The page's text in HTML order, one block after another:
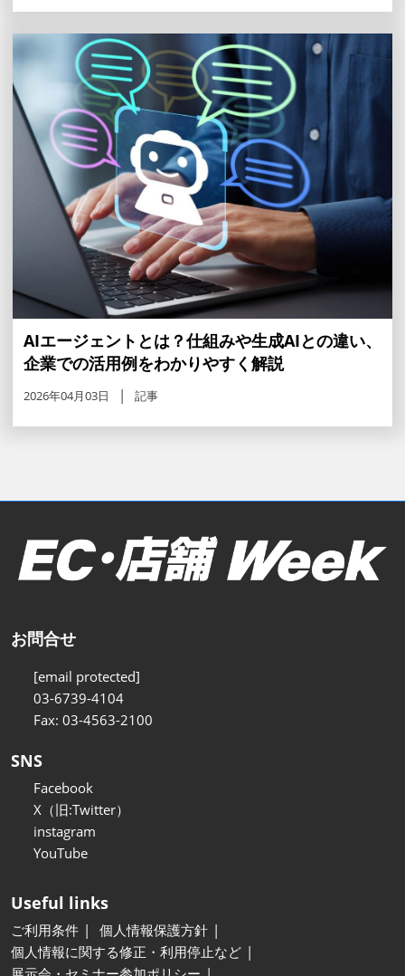
AIエージェントとは？仕組みや生成AIとの違い、
企業での活用例をわかりやすく解説
2026年04月03日 記事
お問合せ
[email protected]
03-6739-4104
Fax: 03-4563-2100
SNS
Facebook
X（旧:Twitter）
instagram
YouTube
Useful links
ご利用条件
個人情報保護方針
個人情報に関する修正・利用停止など